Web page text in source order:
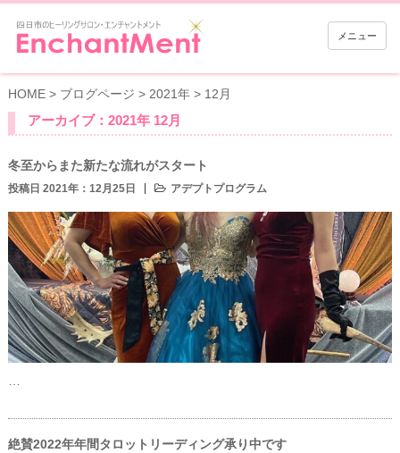
メニュー
HOME> ブログページ > 2021年> 12月
アーカイブ：2021年 12月
冬至からまた新たな流れがスタート
投稿日 2021年：12月25日 アデプトプログラム
…
絶賛2022年年間タロットリーディング承り中です